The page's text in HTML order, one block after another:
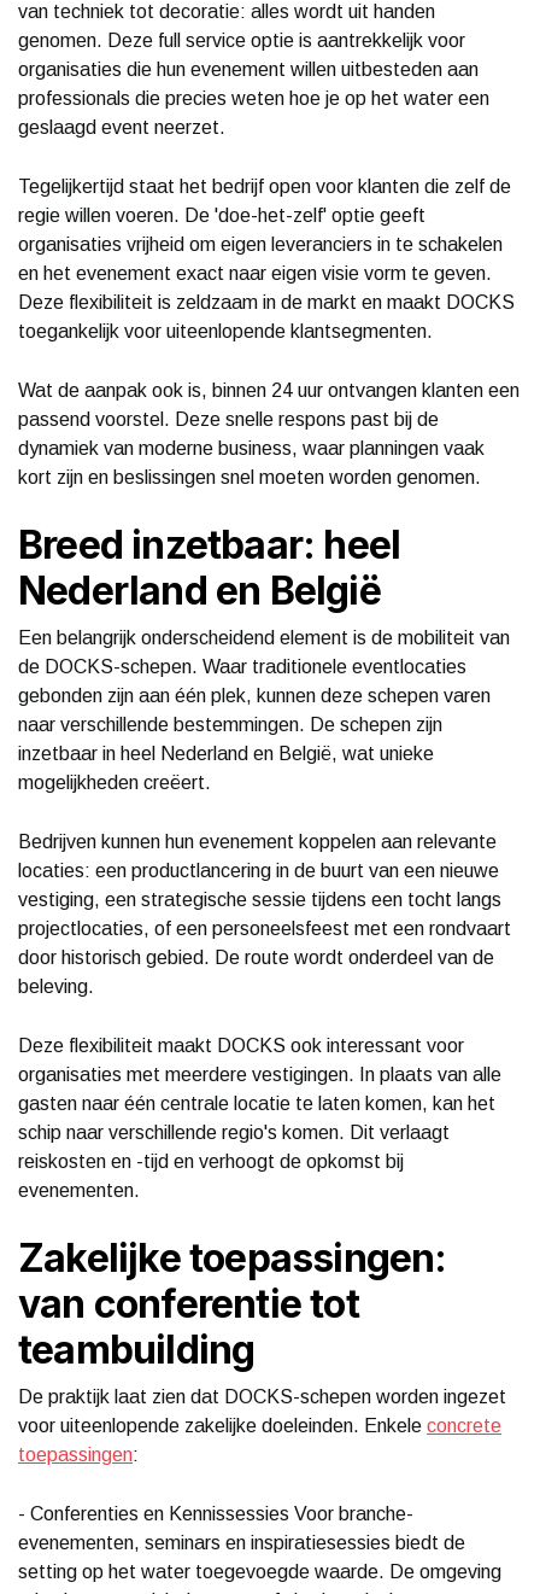
van techniek tot decoratie: alles wordt uit handen
genomen. Deze full service optie is aantrekkelijk voor
organisaties die hun evenement willen uitbesteden aan
professionals die precies weten hoe je op het water een
geslaagd event neerzet.
Tegelijkertijd staat het bedrijf open voor klanten die zelf de
regie willen voeren. De 'doe-het-zelf' optie geeft
organisaties vrijheid om eigen leveranciers in te schakelen
en het evenement exact naar eigen visie vorm te geven.
Deze flexibiliteit is zeldzaam in de markt en maakt DOCKS
toegankelijk voor uiteenlopende klantsegmenten.
Wat de aanpak ook is, binnen 24 uur ontvangen klanten een
passend voorstel. Deze snelle respons past bij de
dynamiek van moderne business, waar planningen vaak
kort zijn en beslissingen snel moeten worden genomen.
Breed inzetbaar: heel
Nederland en België
Een belangrijk onderscheidend element is de mobiliteit van
de DOCKS-schepen. Waar traditionele eventlocaties
gebonden zijn aan één plek, kunnen deze schepen varen
naar verschillende bestemmingen. De schepen zijn
inzetbaar in heel Nederland en België, wat unieke
mogelijkheden creëert.
Bedrijven kunnen hun evenement koppelen aan relevante
locaties: een productlancering in de buurt van een nieuwe
vestiging, een strategische sessie tijdens een tocht langs
projectlocaties, of een personeelsfeest met een rondvaart
door historisch gebied. De route wordt onderdeel van de
beleving.
Deze flexibiliteit maakt DOCKS ook interessant voor
organisaties met meerdere vestigingen. In plaats van alle
gasten naar één centrale locatie te laten komen, kan het
schip naar verschillende regio's komen. Dit verlaagt
reiskosten en -tijd en verhoogt de opkomst bij
evenementen.
Zakelijke toepassingen:
van conferentie tot
teambuilding
De praktijk laat zien dat DOCKS-schepen worden ingezet
voor uiteenlopende zakelijke doeleinden. Enkele concrete
toepassingen:
- Conferenties en Kennissessies Voor branche-
evenementen, seminars en inspiratiesessies biedt de
setting op het water toegevoegde waarde. De omgeving